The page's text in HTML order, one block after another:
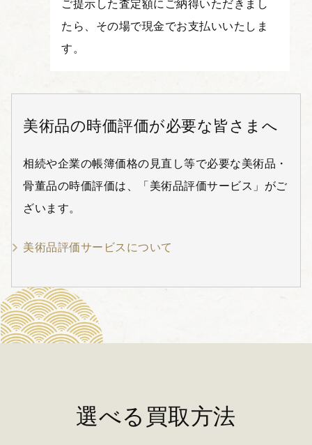
ご提示した査定額にご納得いただきまし
たら、その場で現金でお支払いいたしま
す。
美術品の時価評価が必要な皆さまへ
相続や企業の帳簿価格の見直し等で必要な美術品・
骨董品の時価評価は、「美術品評価サービス」がご
ざいます。
美術品評価サービスについて
選べる買取方法